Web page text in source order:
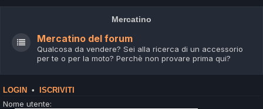
Mercatino
Mercatino del forum
Qualcosa da vendere? Sei alla ricerca di un accessorio
per te o per la moto? Perchè non provare prima qui?
LOGIN • ISCRIVITI
Nome utente: